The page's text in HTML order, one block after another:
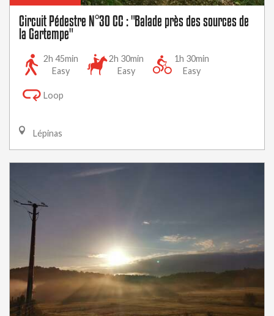
Circuit Pédestre N°30 CC : "Balade près des sources de
la Gartempe"
2h 45min
Easy
2h 30min
Easy
1h 30min
Easy
Loop
Lépinas